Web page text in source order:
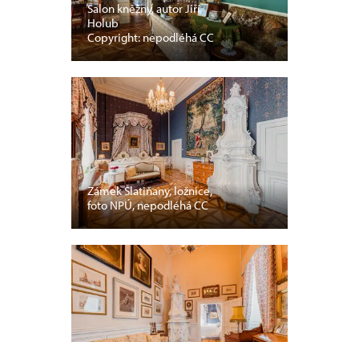
Salon kněžny, autor Jiří
Holub
Copyright: nepodléhá CC
Zámek Slatiňany, ložnice,
foto NPÚ, nepodléhá CC